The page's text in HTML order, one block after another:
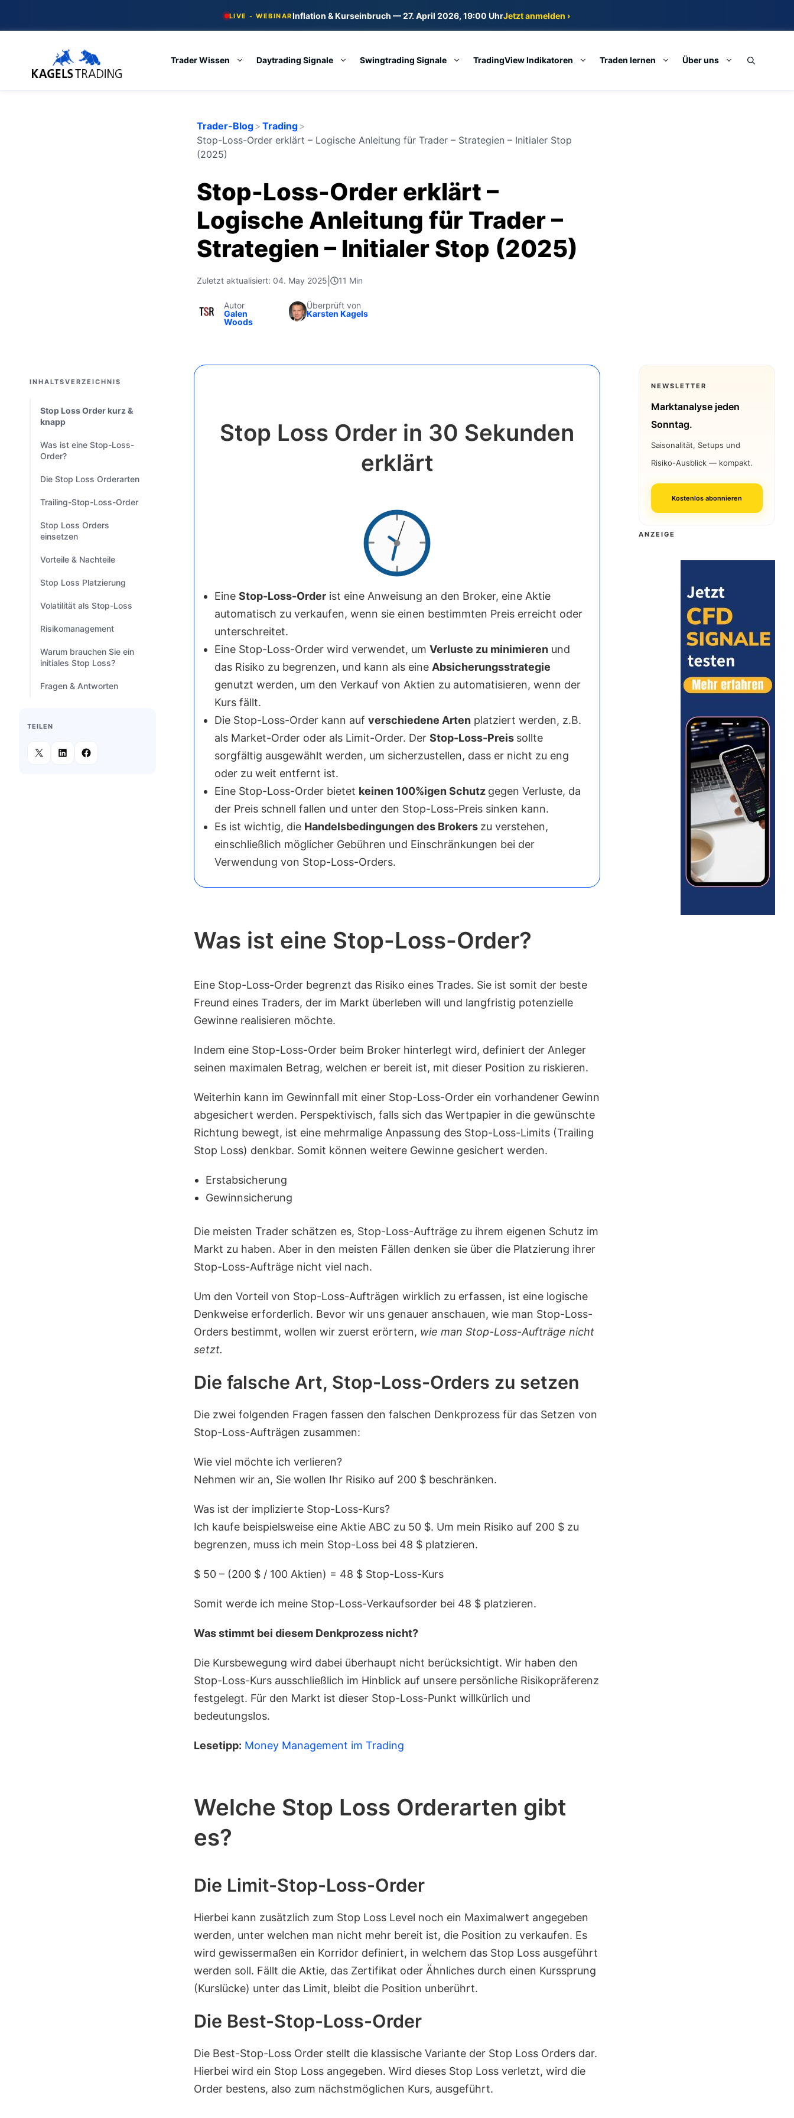
LIVE - WEBINARInflation & Kurseinbruch — 27. April 2026, 19:00 UhrJetzt anmelden ›
Trader Wissen Daytrading Signale Swingtrading Signale TradingView Indikatoren Traden lernen Über uns
Trader-Blog> Trading>
Stop-Loss-Order erklärt – Logische Anleitung für Trader – Strategien – Initialer Stop
(2025)
Stop-Loss-Order erklärt –
Logische Anleitung für Trader –
Strategien – Initialer Stop (2025)
Zuletzt aktualisiert: 04. May 2025 11 Min
Autor
Galen
Woods
Überprüft von
Karsten Kagels
Stop Loss Order in 30 Sekunden
erklärt
Eine Stop-Loss-Order ist eine Anweisung an den Broker, eine Aktie
automatisch zu verkaufen, wenn sie einen bestimmten Preis erreicht oder
unterschreitet.
Eine Stop-Loss-Order wird verwendet, um Verluste zu minimieren und
das Risiko zu begrenzen, und kann als eine Absicherungsstrategie
genutzt werden, um den Verkauf von Aktien zu automatisieren, wenn der
Kurs fällt.
Die Stop-Loss-Order kann auf verschiedene Arten platziert werden, z.B.
als Market-Order oder als Limit-Order. Der Stop-Loss-Preis sollte
sorgfältig ausgewählt werden, um sicherzustellen, dass er nicht zu eng
oder zu weit entfernt ist.
Eine Stop-Loss-Order bietet keinen 100%igen Schutz gegen Verluste, da
der Preis schnell fallen und unter den Stop-Loss-Preis sinken kann.
Es ist wichtig, die Handelsbedingungen des Brokers zu verstehen,
einschließlich möglicher Gebühren und Einschränkungen bei der
Verwendung von Stop-Loss-Orders.
Was ist eine Stop-Loss-Order?
Eine Stop-Loss-Order begrenzt das Risiko eines Trades. Sie ist somit der beste
Freund eines Traders, der im Markt überleben will und langfristig potenzielle
Gewinne realisieren möchte.
Indem eine Stop-Loss-Order beim Broker hinterlegt wird, definiert der Anleger
seinen maximalen Betrag, welchen er bereit ist, mit dieser Position zu riskieren.
Weiterhin kann im Gewinnfall mit einer Stop-Loss-Order ein vorhandener Gewinn
abgesichert werden. Perspektivisch, falls sich das Wertpapier in die gewünschte
Richtung bewegt, ist eine mehrmalige Anpassung des Stop-Loss-Limits (Trailing
Stop Loss) denkbar. Somit können weitere Gewinne gesichert werden.
Erstabsicherung
Gewinnsicherung
Die meisten Trader schätzen es, Stop-Loss-Aufträge zu ihrem eigenen Schutz im
Markt zu haben. Aber in den meisten Fällen denken sie über die Platzierung ihrer
Stop-Loss-Aufträge nicht viel nach.
Um den Vorteil von Stop-Loss-Aufträgen wirklich zu erfassen, ist eine logische
Denkweise erforderlich. Bevor wir uns genauer anschauen, wie man Stop-Loss-
Orders bestimmt, wollen wir zuerst erörtern, wie man Stop-Loss-Aufträge nicht
setzt.
Die falsche Art, Stop-Loss-Orders zu setzen
Die zwei folgenden Fragen fassen den falschen Denkprozess für das Setzen von
Stop-Loss-Aufträgen zusammen:
Wie viel möchte ich verlieren?
Nehmen wir an, Sie wollen Ihr Risiko auf 200 $ beschränken.
Was ist der implizierte Stop-Loss-Kurs?
Ich kaufe beispielsweise eine Aktie ABC zu 50 $. Um mein Risiko auf 200 $ zu
begrenzen, muss ich mein Stop-Loss bei 48 $ platzieren.
$ 50 – (200 $ / 100 Aktien) = 48 $ Stop-Loss-Kurs
Somit werde ich meine Stop-Loss-Verkaufsorder bei 48 $ platzieren.
Was stimmt bei diesem Denkprozess nicht?
Die Kursbewegung wird dabei überhaupt nicht berücksichtigt. Wir haben den
Stop-Loss-Kurs ausschließlich im Hinblick auf unsere persönliche Risikopräferenz
festgelegt. Für den Markt ist dieser Stop-Loss-Punkt willkürlich und
bedeutungslos.
Lesetipp: Money Management im Trading
Welche Stop Loss Orderarten gibt
es?
Die Limit-Stop-Loss-Order
Hierbei kann zusätzlich zum Stop Loss Level noch ein Maximalwert angegeben
werden, unter welchen man nicht mehr bereit ist, die Position zu verkaufen. Es
wird gewissermaßen ein Korridor definiert, in welchem das Stop Loss ausgeführt
werden soll. Fällt die Aktie, das Zertifikat oder Ähnliches durch einen Kurssprung
(Kurslücke) unter das Limit, bleibt die Position unberührt.
Die Best-Stop-Loss-Order
Die Best-Stop-Loss Order stellt die klassische Variante der Stop Loss Orders dar.
Hierbei wird ein Stop Loss angegeben. Wird dieses Stop Loss verletzt, wird die
Order bestens, also zum nächstmöglichen Kurs, ausgeführt.
TEILEN
INHALTSVERZEICHNIS
Stop Loss Order kurz &
knapp
Was ist eine Stop-Loss-
Order?
Die Stop Loss Orderarten
Trailing-Stop-Loss-Order
Stop Loss Orders
einsetzen
Vorteile & Nachteile
Stop Loss Platzierung
Volatilität als Stop-Loss
Risikomanagement
Warum brauchen Sie ein
initiales Stop Loss?
Fragen & Antworten
NEWSLETTER
Marktanalyse jeden
Sonntag.
Saisonalität, Setups und
Risiko-Ausblick — kompakt.
Kostenlos abonnieren
ANZEIGE